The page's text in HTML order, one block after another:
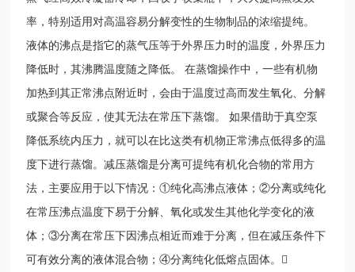
率，特别适用对高温容易分解变性的生物制品的浓缩提纯。
液体的沸点是指它的蒸气压等于外界压力时的温度，外界压力
降低时，其沸腾温度随之降低。 在蒸馏操作中，一些有机物
加热到其正常沸点附近时，会由于温度过高而发生氧化、分解
或聚合等反应，使其无法在常压下蒸馏。 如果借助于真空泵
降低系统内压力，就可以在比这类有机物正常沸点低得多的温
度下进行蒸馏。减压蒸馏是分离可提纯有机化合物的常用方
法，主要应用于以下情况：①纯化高沸点液体；②分离或纯化
在常压沸点温度下易于分解、氧化或发生其他化学变化的液
体；③分离在常压下因沸点相近而难于分离，但在减压条件下
可有效分离的液体混合物；④分离纯化低熔点固体。